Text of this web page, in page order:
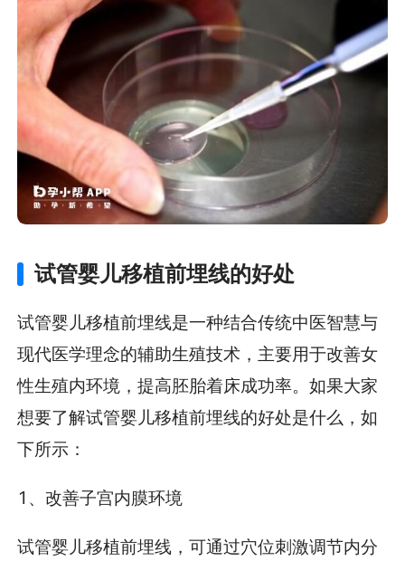
试管婴儿移植前埋线的好处
试管婴儿移植前埋线是一种结合传统中医智慧与
现代医学理念的辅助生殖技术，主要用于改善女
性生殖内环境，提高胚胎着床成功率。如果大家
想要了解试管婴儿移植前埋线的好处是什么，如
下所示：
1、改善子宫内膜环境
试管婴儿移植前埋线，可通过穴位刺激调节内分